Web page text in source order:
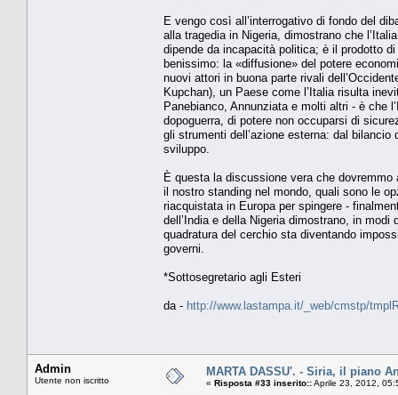
E vengo così all’interrogativo di fondo del
alla tragedia in Nigeria, dimostrano che
dipende da incapacità politica; è il prodotto
benissimo: la «diffusione» del potere
nuovi attori in buona parte rivali
Kupchan), un Paese come l’Italia risulta
Panebianco, Annunziata e molti altri - è che
dopoguerra, di potere non occuparsi di
gli strumenti dell’azione esterna: dal
sviluppo.
È questa la discussione vera che
il nostro standing nel mondo, quali sono le
riacquistata in Europa per spingere -
dell’India e della Nigeria dimostrano, in
quadratura del cerchio sta diventando
governi.
*Sottosegretario agli Esteri
da - http://www.lastampa.it/_web/cmstp/
Admin
Utente non iscritto
MARTA DASSU'. - Siria, il piano
« Risposta #33 inserito::Aprile 23, 2012,